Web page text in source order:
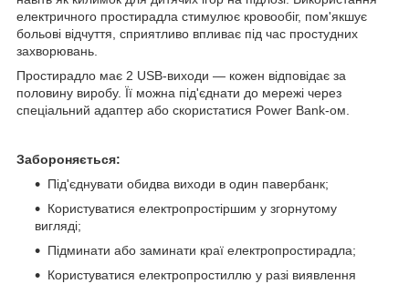
електричного простирадла стимулює кровообіг, пом'якшує
больові відчуття, сприятливо впливає під час простудних
захворювань.
Простирадло має 2 USB-виходи — кожен відповідає за
половину виробу. Її можна під'єднати до мережі через
спеціальний адаптер або скористатися Power Bank-ом.
Забороняється:
Під'єднувати обидва виходи в один павербанк;
Користуватися електропростіршим у згорнутому
вигляді;
Підминати або заминати краї електропростирадла;
Користуватися електропростиллю у разі виявлення